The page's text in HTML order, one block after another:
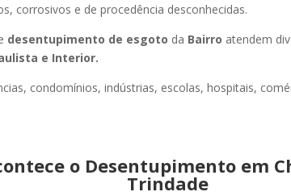
corrosivos e de procedência desconhecidas.
desentupimento de esgoto da Bairro atendem
e Interior.
condomínios, indústrias, escolas, hospitais,
o Desentupimento em
Trindade